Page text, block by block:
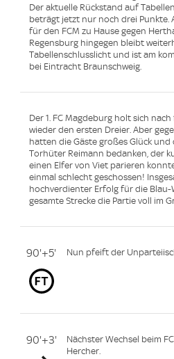
Der aktuelle Rückstand auf
beträgt jetzt nur noch drei Punkte.
für den FCM zu Hause gegen
Regensburg hingegen bleibt
Tabellenschlusslicht und ist am
bei Eintracht Braunschweig.
Der 1. FC Magdeburg holt sich
wieder den ersten Dreier. Aber
hatten die Gäste großes Glück
Torhüter Reimann bedanken, der
einen Elfer von Viet parieren
einmal schlecht geschossen!
hochverdienter Erfolg für die
gesamte Strecke die Partie voll im
90'+5' Nun pfeift der
90'+3'
Nächster Wechsel beim
Hercher.